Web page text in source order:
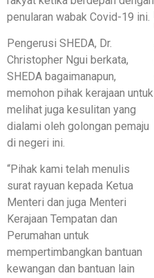
penularan wabak Covid-19 ini.
Pengerusi SHEDA, Dr.
Christopher Ngui berkata,
SHEDA bagaimanapun,
memohon pihak kerajaan untuk
melihat juga kesulitan yang
dialami oleh golongan pemaju
di negeri ini.
“Pihak kami telah menulis
surat rayuan kepada Ketua
Menteri dan juga Menteri
Kerajaan Tempatan dan
Perumahan untuk
mempertimbangkan bantuan
kewangan dan bantuan lain